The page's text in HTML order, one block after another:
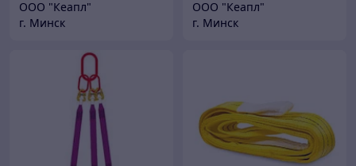
ООО "Кеапл"
г. Минск
ООО "Кеапл"
г. Минск